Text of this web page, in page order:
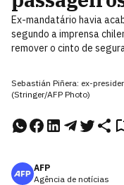
Ex-mandatário havia
segundo a imprensa
remover o cinto de
Sebastián Piñera: ex-
(Stringer/AFP Photo)
AFP
Agência de notícias